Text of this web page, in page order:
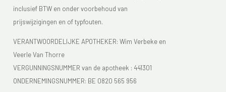
inclusief BTW en onder voorbehoud van
prijswijzigingen en of typfouten.
VERANTWOORDELIJKE APOTHEKER: Wim Verbeke en
Veerle Van Thorre
VERGUNNINGSNUMMER van de apotheek : 441301
ONDERNEMINGSNUMMER: BE 0820 565 956